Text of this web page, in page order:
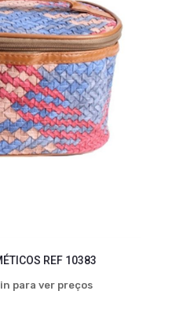
REF 10383
para ver preços